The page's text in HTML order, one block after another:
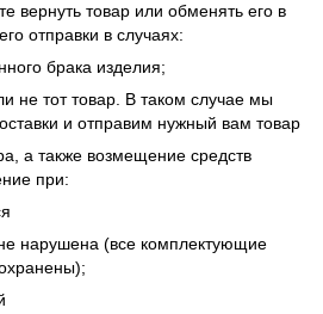
вернуть товар или обменять его в
отправки в случаях:
брака изделия;
не тот товар. В таком случае мы
и отправим нужный вам товар
а также возмещение средств
при:
нарушена (все комплектующие